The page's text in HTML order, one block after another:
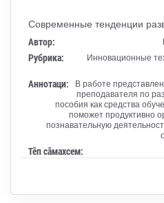
Современные тенденции
Автор:
Рубрика:
Инновационные
Аннотаци:
В работе
преподавателя по
пособия как средства
поможет продуктивно
познавательную
Тӗп сӑмахсем: